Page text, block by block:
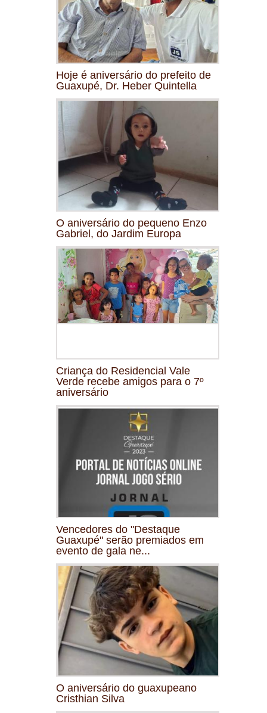
Hoje é aniversário do prefeito de
Guaxupé, Dr. Heber Quintella
O aniversário do pequeno Enzo
Gabriel, do Jardim Europa
Criança do Residencial Vale
Verde recebe amigos para o 7º
aniversário
Vencedores do "Destaque
Guaxupé" serão premiados em
evento de gala ne...
O aniversário do guaxupeano
Cristhian Silva